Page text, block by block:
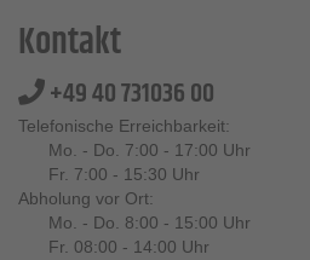
Kontakt
+49 40 731036 00
Telefonische Erreichbarkeit:
Mo. - Do. 7:00 - 17:00 Uhr
Fr. 7:00 - 15:30 Uhr
Abholung vor Ort:
Mo. - Do. 8:00 - 15:00 Uhr
Fr. 08:00 - 14:00 Uhr